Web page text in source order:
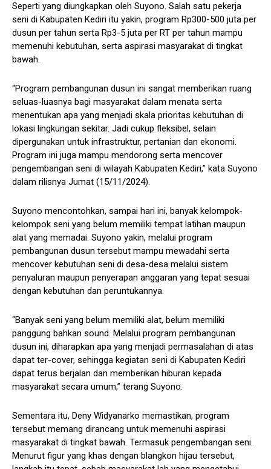
Seperti yang diungkapkan oleh Suyono. Salah satu pekerja
seni di Kabupaten Kediri itu yakin, program Rp300-500 juta per
dusun per tahun serta Rp3-5 juta per RT per tahun mampu
memenuhi kebutuhan, serta aspirasi masyarakat di tingkat
bawah.
“Program pembangunan dusun ini sangat memberikan ruang
seluas-luasnya bagi masyarakat dalam menata serta
menentukan apa yang menjadi skala prioritas kebutuhan di
lokasi lingkungan sekitar. Jadi cukup fleksibel, selain
dipergunakan untuk infrastruktur, pertanian dan ekonomi.
Program ini juga mampu mendorong serta mencover
pengembangan seni di wilayah Kabupaten Kediri,” kata Suyono
dalam rilisnya Jumat (15/11/2024).
Suyono mencontohkan, sampai hari ini, banyak kelompok-
kelompok seni yang belum memiliki tempat latihan maupun
alat yang memadai. Suyono yakin, melalui program
pembangunan dusun tersebut mampu mewadahi serta
mencover kebutuhan seni di desa-desa melalui sistem
penyaluran maupun penyerapan anggaran yang tepat sesuai
dengan kebutuhan dan peruntukannya.
“Banyak seni yang belum memiliki alat, belum memiliki
panggung bahkan sound. Melalui program pembangunan
dusun ini, diharapkan apa yang menjadi permasalahan di atas
dapat ter-cover, sehingga kegiatan seni di Kabupaten Kediri
dapat terus berjalan dan memberikan hiburan kepada
masyarakat secara umum,” terang Suyono.
Sementara itu, Deny Widyanarko memastikan, program
tersebut memang dirancang untuk memenuhi aspirasi
masyarakat di tingkat bawah. Termasuk pengembangan seni.
Menurut figur yang khas dengan blangkon hijau tersebut,